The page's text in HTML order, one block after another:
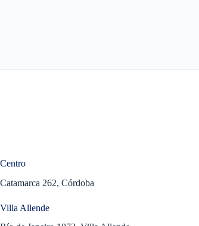
Centro
Catamarca 262, Córdoba
Villa Allende